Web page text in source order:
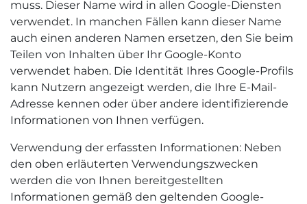
muss. Dieser Name wird in allen Google-Diensten
verwendet. In manchen Fällen kann dieser Name
auch einen anderen Namen ersetzen, den Sie beim
Teilen von Inhalten über Ihr Google-Konto
verwendet haben. Die Identität Ihres Google-Profils
kann Nutzern angezeigt werden, die Ihre E-Mail-
Adresse kennen oder über andere identifizierende
Informationen von Ihnen verfügen.
Verwendung der erfassten Informationen: Neben
den oben erläuterten Verwendungszwecken
werden die von Ihnen bereitgestellten
Informationen gemäß den geltenden Google-